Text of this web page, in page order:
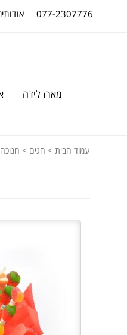
077-2307776
מארז לידה
עמוד הבית > חגים > חנוכה